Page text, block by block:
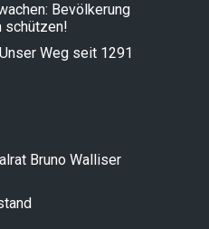
Bevölkerung
schützen!
Weg seit 1291
Bruno Walliser